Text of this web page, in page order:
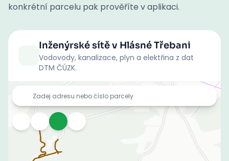
konkrétní parcelu pak prověříte v aplikaci.
Inženýrské sítěv Hlásné Třebani
Vodovody, kanalizace, plyn a elektřina z dat
DTM ČÚZK.